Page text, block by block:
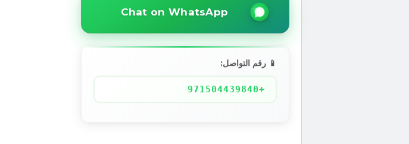
Chat on WhatsApp
📱 رقم التواصل:
+971504439840